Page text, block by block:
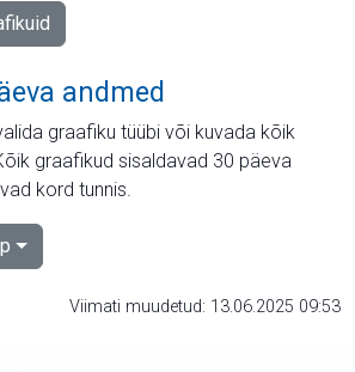
andmed
graafiku tüübi või kuvada kõik
graafikud sisaldavad 30 päeva
kord tunnis.
Viimati muudetud: 13.06.2025 09:53